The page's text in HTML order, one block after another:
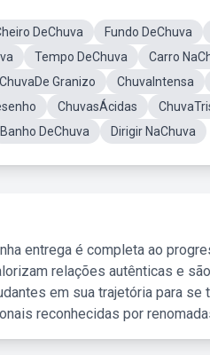
DeChuva Fundo DeChuva
Tempo DeChuva Carro
ChuvaDe Granizo ChuvaIntensa
ChuvasÁcidas
Banho DeChuva Dirigir NaChuva
entrega é completa ao
relações autênticas e
em sua trajetória para se
reconhecidas por